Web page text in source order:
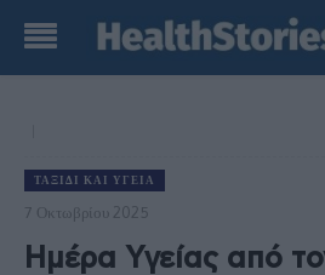
ΤΑΞΊΔΙ ΚΑΙ ΥΓΕΊΑ
7 Οκτωβρίου 2025
Ημέρα Υγείας από